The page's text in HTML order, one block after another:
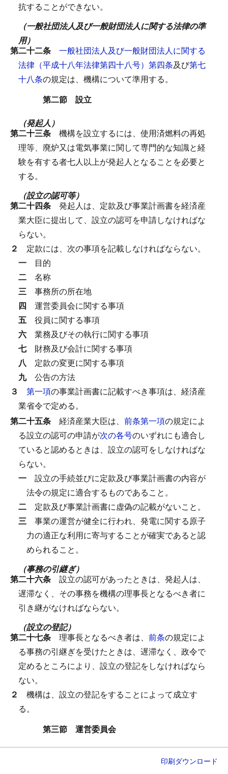
抗することができない。
（一般社団法人及び一般財団法人に関する法律の準
用）
第二十二条 一般社団法人及び一般財団法人に関する
法律（平成十八年法律第四十八号）第四条及び第七
十八条の規定は、機構について準用する。
第二節 設立
（発起人）
第二十三条 機構を設立するには、使用済燃料の再処
理等、廃炉又は電気事業に関して専門的な知識と経
験を有する者七人以上が発起人となることを必要と
する。
（設立の認可等）
第二十四条 発起人は、定款及び事業計画書を経済産
業大臣に提出して、設立の認可を申請しなければな
らない。
２ 定款には、次の事項を記載しなければならない。
一 目的
二 名称
三 事務所の所在地
四 運営委員会に関する事項
五 役員に関する事項
六 業務及びその執行に関する事項
七 財務及び会計に関する事項
八 定款の変更に関する事項
九 公告の方法
３ 第一項の事業計画書に記載すべき事項は、経済産
業省令で定める。
第二十五条 経済産業大臣は、 前条第一項の規定によ
る設立の認可の申請が次の各号のいずれにも適合し
ていると認めるときは、設立の認可をしなければな
らない。
一 設立の手続並びに定款及び事業計画書の内容が
法令の規定に適合するものであること。
二 定款及び事業計画書に虚偽の記載がないこと。
三 事業の運営が健全に行われ、発電に関する原子
力の適正な利用に寄与することが確実であると認
められること。
（事務の引継ぎ）
第二十六条 設立の認可があったときは、発起人は、
遅滞なく、その事務を機構の理事長となるべき者に
引き継がなければならない。
（設立の登記）
第二十七条 理事長となるべき者は、 前条の規定によ
る事務の引継ぎを受けたときは、遅滞なく、政令で
定めるところにより、設立の登記をしなければなら
ない。
２ 機構は、設立の登記をすることによって成立す
る。
第三節 運営委員会
機構に、運営委員会を置く。印刷ダウンロード